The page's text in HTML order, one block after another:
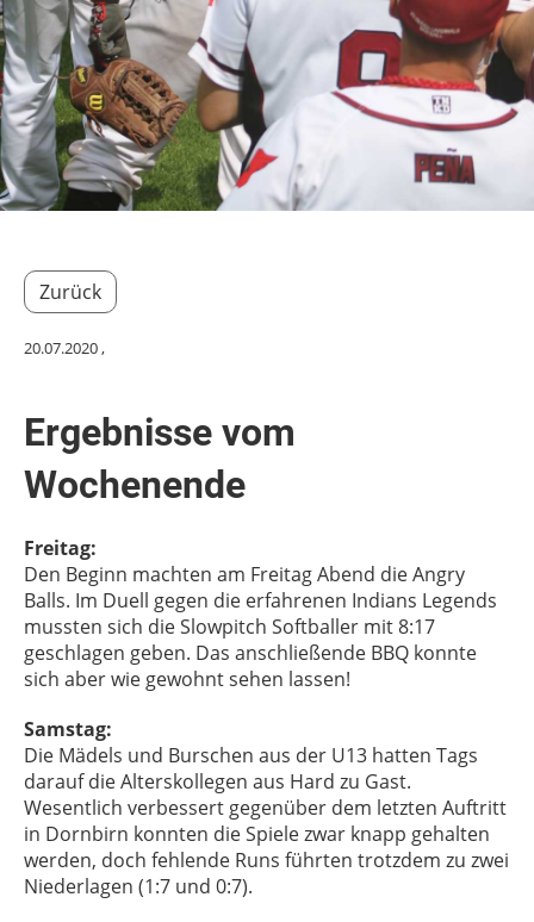
Zurück
20.07.2020,
Ergebnisse vom
Wochenende
Freitag:
Den Beginn machten am Freitag Abend die Angry
Balls. Im Duell gegen die erfahrenen Indians Legends
mussten sich die Slowpitch Softballer mit 8:17
geschlagen geben. Das anschließende BBQ konnte
sich aber wie gewohnt sehen lassen!
Samstag:
Die Mädels und Burschen aus der U13 hatten Tags
darauf die Alterskollegen aus Hard zu Gast.
Wesentlich verbessert gegenüber dem letzten Auftritt
in Dornbirn konnten die Spiele zwar knapp gehalten
werden, doch fehlende Runs führten trotzdem zu zwei
Niederlagen (1:7 und 0:7).